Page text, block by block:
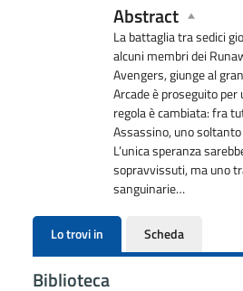
Abstract
La battaglia tra sedici
alcuni membri dei
Avengers, giunge al
Arcade è proseguito
regola è cambiata: fra
Assassino, uno
L’unica speranza
sopravvissuti, ma uno
sanguinarie…
Lo trovi in Scheda
Biblioteca